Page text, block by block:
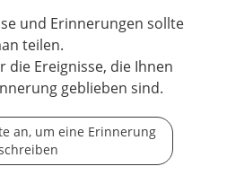
und Erinnerungen sollte
teilen.
die Ereignisse, die Ihnen
geblieben sind.
an, um eine Erinnerung